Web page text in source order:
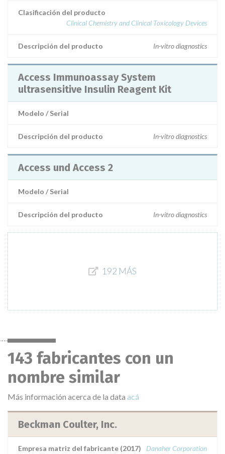
Clasificación del producto
Clinical Chemistry and Clinical Toxicology Devices
Descripción del producto In-vitro diagnostics
Access Immunoassay System
ultrasensitive Insulin Reagent Kit
Modelo / Serial
Descripción del producto In-vitro diagnostics
Access und Access 2
Modelo / Serial
Descripción del producto In-vitro diagnostics
192 MÁS
143 fabricantes con un
nombre similar
Más información acerca de la data acá
Beckman Coulter, Inc.
Empresa matriz del fabricante (2017) Danaher Corporation